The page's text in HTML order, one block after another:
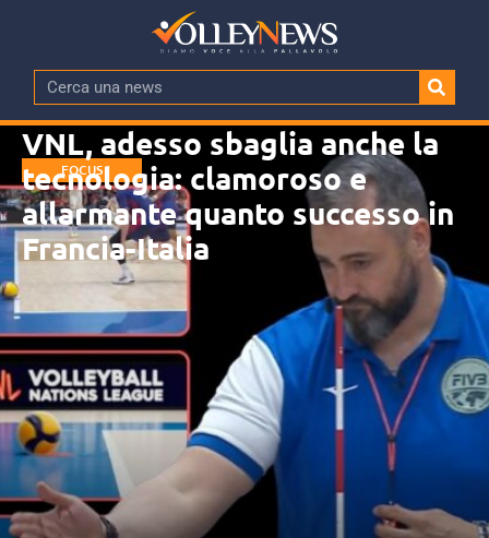
FOCUS
VNL, adesso sbaglia anche la
tecnologia: clamoroso e
allarmante quanto successo in
Francia-Italia